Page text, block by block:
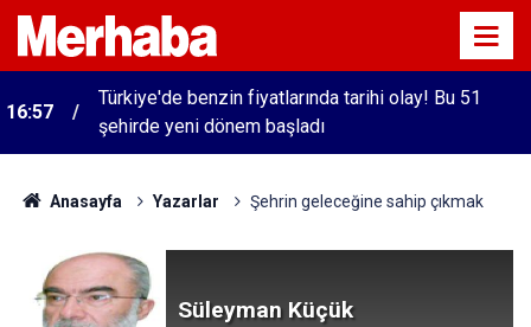
16:57
Türkiye'de benzin fiyatlarında tarihi olay! Bu 51
şehirde yeni dönem başladı
Anasayfa Yazarlar Şehrin geleceğine sahip çıkmak
Süleyman Küçük